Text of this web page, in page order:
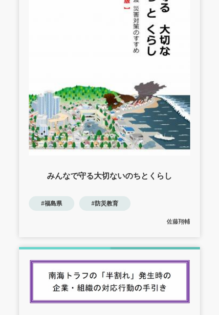
みんなで守る大切ないのちとくらし
#福島県 #防災教育
佐藤翔輔